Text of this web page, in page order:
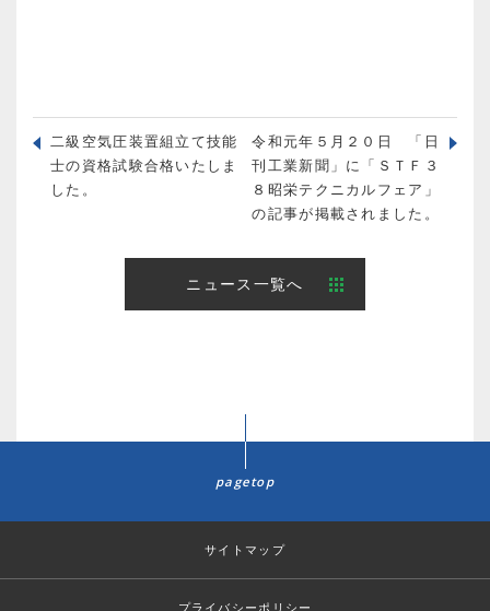
二級空気圧装置組立て技能
士の資格試験合格いたしま
した。
令和元年５月２０日 「日
刊工業新聞」に「ＳＴＦ３
８昭栄テクニカルフェア」
の記事が掲載されました。
ニュース一覧へ
pagetop
サイトマップ
プライバシーポリシー